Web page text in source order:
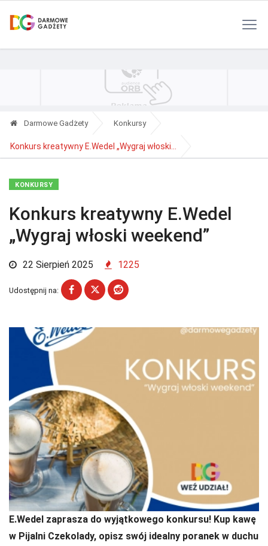
Darmowe Gadżety Konkursy
Konkurs kreatywny E.Wedel „Wygraj włoski...
KONKURSY
Konkurs kreatywny E.Wedel
„Wygraj włoski weekend”
22 Sierpień 2025 1225
Udostępnij na:
E.Wedel zaprasza do wyjątkowego konkursu! Kup kawę
w Pijalni Czekolady, opisz swój idealny poranek w duchu